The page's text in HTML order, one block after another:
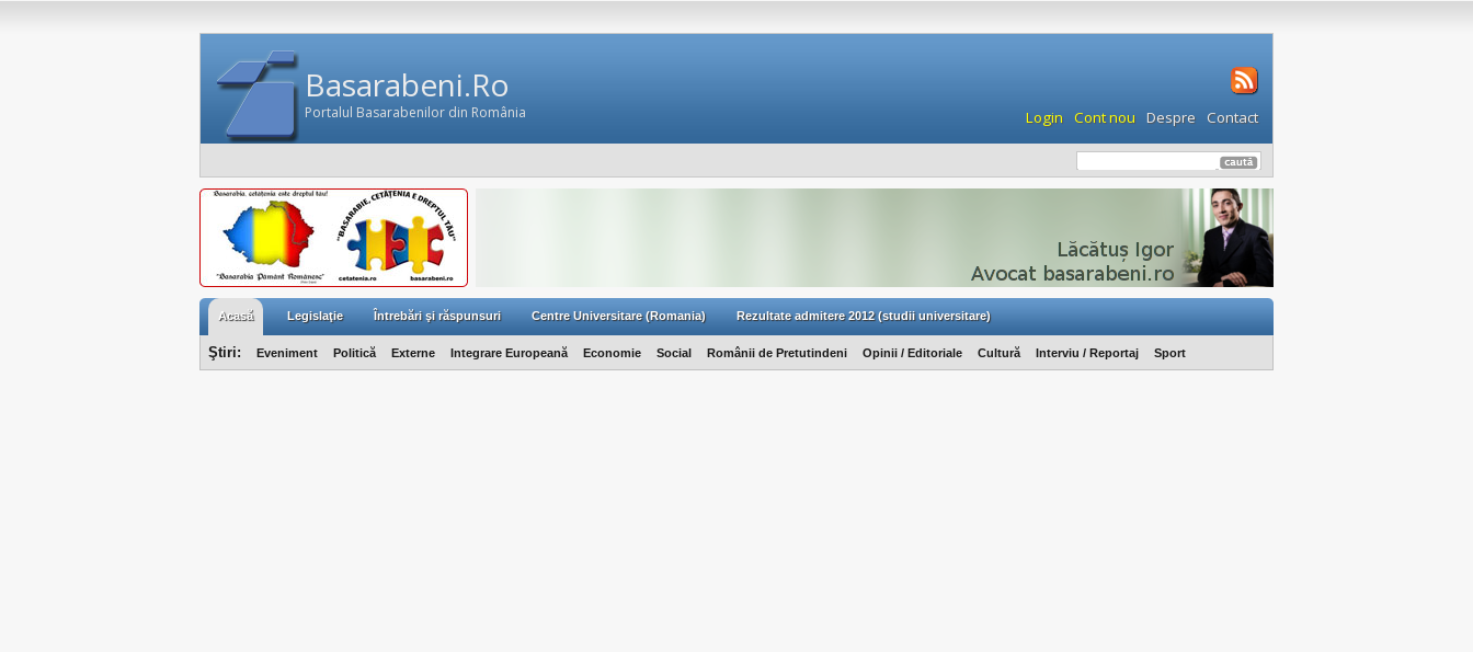
Basarabeni.Ro
Portalul Basarabenilor din România Login Cont nou Despre Contact
Acasă Legislaţie Întrebări şi răspunsuri Centre Universitare (Romania) Rezultate admitere 2012 (studii universitare)
Ştiri: Eveniment Politică Externe Integrare Europeană Economie Social Românii de Pretutindeni Opinii / Editoriale Cultură Interviu / Reportaj Sport